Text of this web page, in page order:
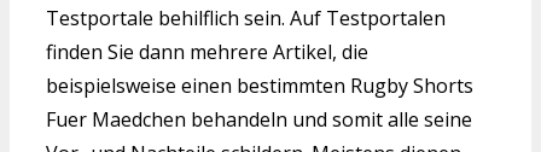
Testportale behilflich sein. Auf Testportalen
finden Sie dann mehrere Artikel, die
beispielsweise einen bestimmten Rugby Shorts
Fuer Maedchen behandeln und somit alle seine